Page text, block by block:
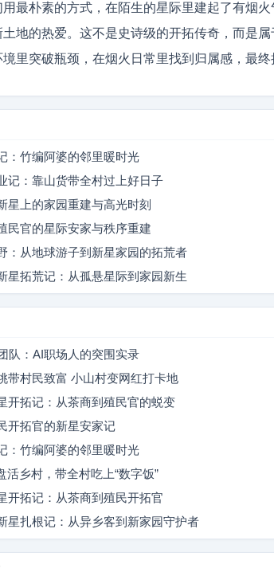
最朴素的方式，在陌生的星际里建起了有烟
地的热爱。这不是史诗级的开拓传奇，而是
里突破瓶颈，在烟火日常里找到归属感，最终
：竹编阿婆的邻里暖时光
记：靠山货带全村过上好日子
星上的家园重建与高光时刻
民官的星际安家与秩序重建
：从地球游子到新星家园的拓荒者
星拓荒记：从孤悬星际到家园新生
队：AI职场人的突围实录
带村民致富 小山村变网红打卡地
开拓记：从茶商到殖民官的蜕变
开拓官的新星安家记
：竹编阿婆的邻里暖时光
活乡村，带全村吃上“数字饭”
开拓记：从茶商到殖民开拓官
星扎根记：从异乡客到新家园守护者